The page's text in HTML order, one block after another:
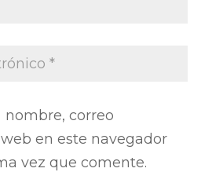
nombre, correo
en este navegador
vez que comente.